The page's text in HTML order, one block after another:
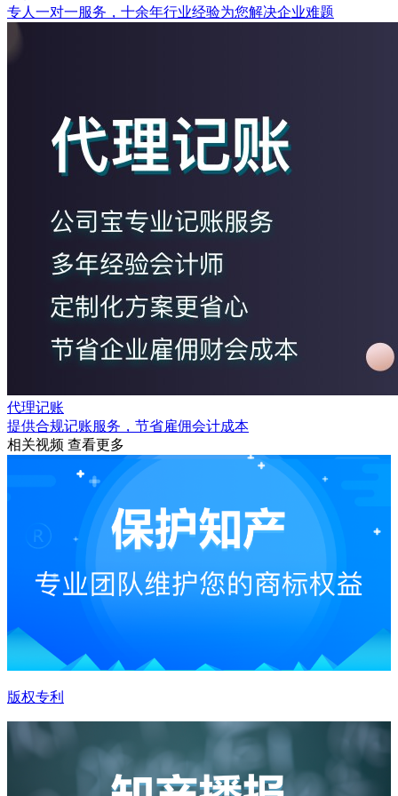
专人一对一服务，十余年行业经验为您解决企业难题
代理记账
提供合规记账服务，节省雇佣会计成本
相关视频 查看更多
版权专利